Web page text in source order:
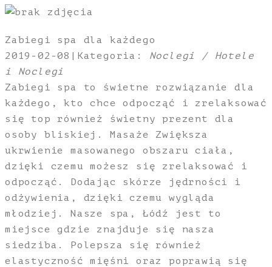
Zabiegi spa dla każdego
2019-02-08 | Kategoria: Noclegi / Hotele
i Noclegi
Zabiegi spa to świetne rozwiązanie dla
każdego, kto chce odpocząć i zrelaksować
się top również świetny prezent dla
osoby bliskiej. Masaże Zwiększa
ukrwienie masowanego obszaru ciała,
dzięki czemu możesz się zrelaksować i
odpocząć. Dodając skórze jędrności i
odżywienia, dzięki czemu wygląda
młodziej. Nasze spa, Łódź jest to
miejsce gdzie znajduje się nasza
siedziba. Polepsza się również
elastyczność mięśni oraz poprawią się